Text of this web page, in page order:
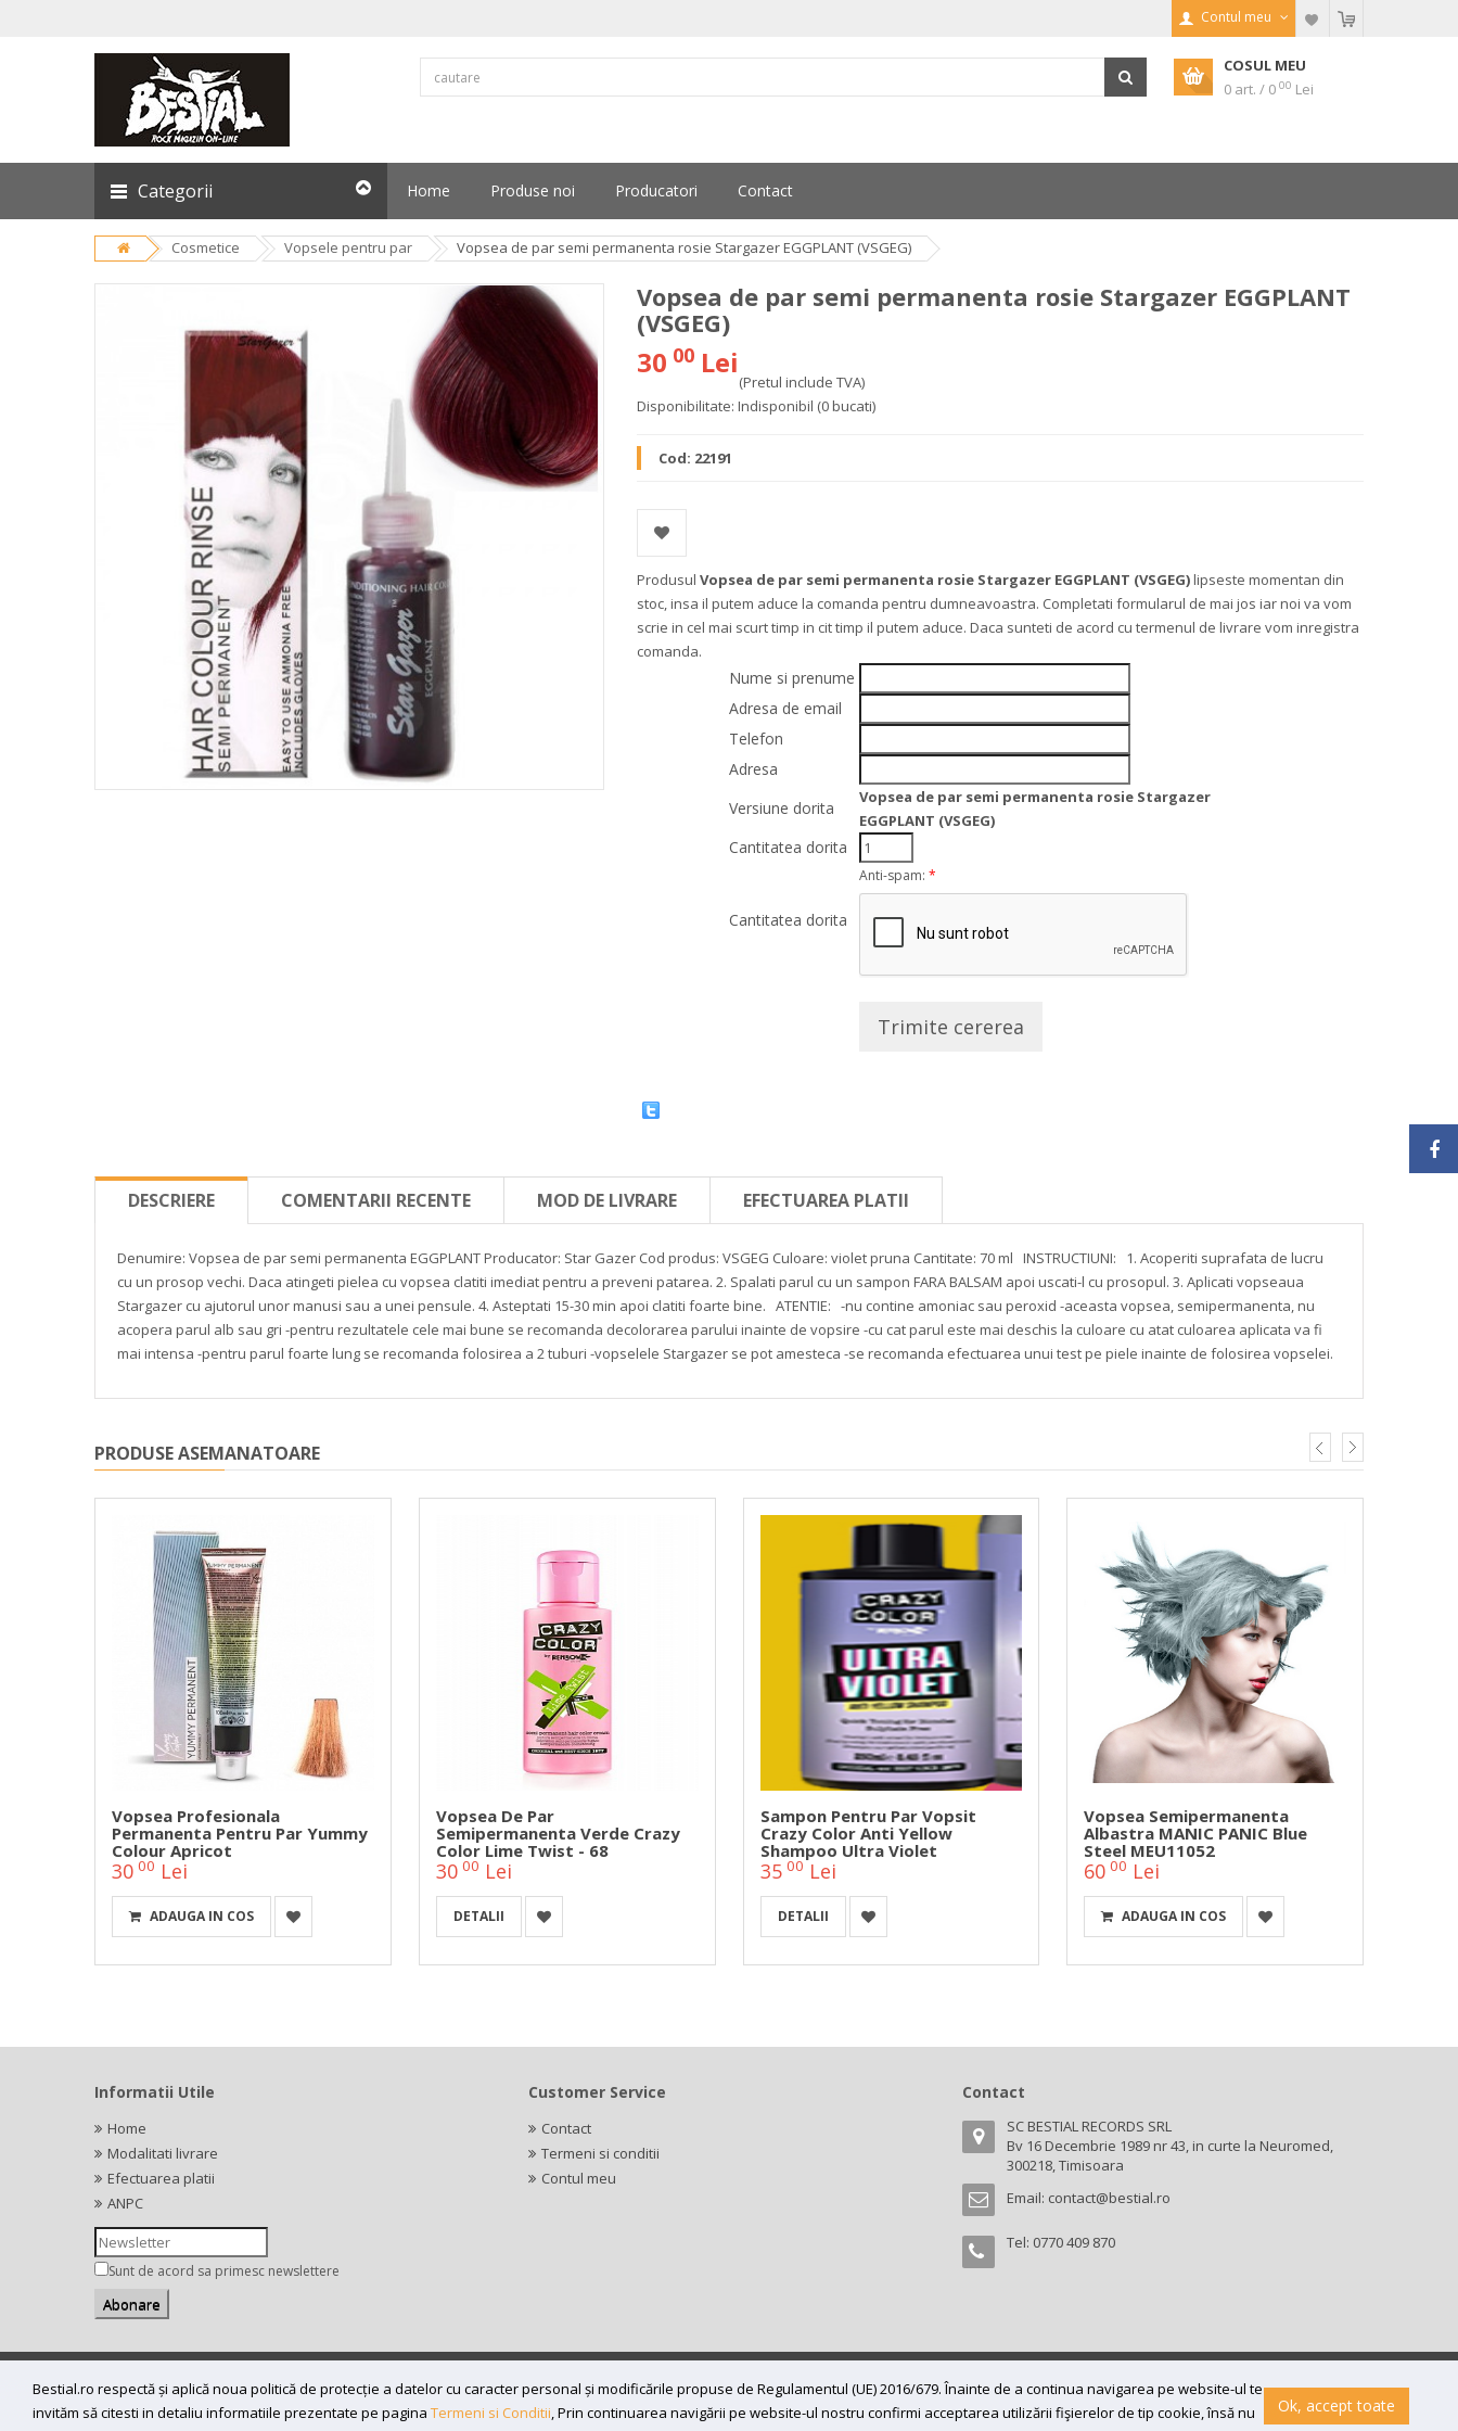
Contul meu
COSUL MEU
0 art. / 0 00 Lei
Categorii Home Produse noi Producatori Contact
Cosmetice Vopsele pentru par Vopsea de par semi permanenta rosie Stargazer EGGPLANT (VSGEG)
Vopsea de par semi permanenta rosie Stargazer EGGPLANT
(VSGEG)
30 00 Lei
(Pretul include TVA)
Disponibilitate: Indisponibil (0 bucati)
Cod: 22191
Produsul Vopsea de par semi permanenta rosie Stargazer EGGPLANT (VSGEG)lipseste momentan din
stoc, insa il putem aduce la comanda pentru dumneavoastra. Completati formularul de mai jos iar noi va vom
scrie in cel mai scurt timp in cit timp il putem aduce. Daca sunteti de acord cu termenul de livrare vom inregistra
comanda.
Nume si prenume
Adresa de email
Telefon
Adresa
Versiune dorita
Vopsea de par semi permanenta rosie Stargazer
EGGPLANT (VSGEG)
Cantitatea dorita
Cantitatea dorita
Anti-spam: *
Trimite cererea
DESCRIERE COMENTARII RECENTE MOD DE LIVRARE EFECTUAREA PLATII
Denumire: Vopsea de par semi permanenta EGGPLANTProducator: Star Gazer Cod produs: VSGEG Culoare: violet pruna Cantitate: 70 ml INSTRUCTIUNI:
1. Acoperiti suprafata de lucru
cu un prosop vechi. Daca atingeti pielea cu vopsea clatiti imediat pentru a preveni patarea. 2. Spalati parul cu un sampon FARA BALSAM apoi uscati-l cu prosopul. 3. Aplicati vopseaua
Stargazer cu ajutorul unor manusi sau a unei pensule. 4. Asteptati 15-30 min apoi clatiti foarte bine. ATENTIE: -nu contine amoniac sau peroxid -aceasta vopsea, semipermanenta, nu
acopera parul alb sau gri -pentru rezultatele cele mai bune se recomanda decolorarea parului inainte de vopsire -cu cat parul este mai deschis la culoare cu atat culoarea aplicata va fi
mai intensa -pentru parul foarte lung se recomanda folosirea a 2 tuburi -vopselele Stargazer se pot amesteca -se recomanda efectuarea unui test pe piele inainte de folosirea vopselei.
PRODUSE ASEMANATOARE
Vopsea Profesionala
Permanenta Pentru Par Yummy
Colour Apricot
30 00 Lei
ADAUGA IN COS
Vopsea De Par
Semipermanenta Verde Crazy
Color Lime Twist - 68
3000 Lei
DETALII
Sampon Pentru Par Vopsit
Crazy Color Anti Yellow
Shampoo Ultra Violet
35 00 Lei
DETALII
Vopsea Semipermanenta
Albastra MANIC PANIC Blue
Steel MEU11052
60 00 Lei
ADAUGA IN COS
Bestial.ro respectă și aplică noua politică de protecție a datelor cu caracter personal și modificările propuse de Regulamentul (UE) 2016/679. Înainte de a continua navigarea pe website-ul te
invităm să citesti in detaliu informatiile prezentate pe pagina Termeni si Conditii, Prin continuarea navigării pe website-ul nostru confirmi acceptarea utilizării fişierelor de tip cookie, însă nu
Ok, accept toate
Informatii Utile
Home
Modalitati livrare
Efectuarea platii
ANPC
Sunt de acord sa primesc newslettere
Customer Service
Contact
Termeni si conditii
Contul meu
Contact
SC BESTIAL RECORDS SRL
Bv 16 Decembrie 1989 nr 43, in curte la Neuromed,
300218, Timisoara
Email: contact@bestial.ro
Tel: 0770 409 870
SC BESTIAL RECORDS SRL, Nr. R.C.: J35/345/2005, C.U.I.: RO17197870, Adresa: Bv 16 Decembrie 1989 nr 43, in curte la Neuromed,
300218, Timisoara